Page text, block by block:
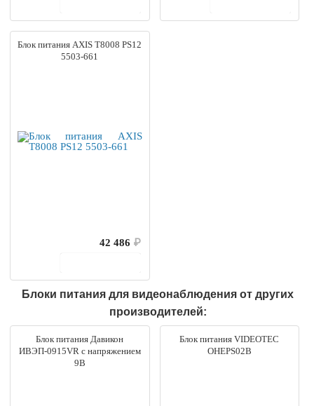
Блок питания AXIS T8008 PS12
5503-661
42 486 ₽
Блоки питания для видеонаблюдения от других
производителей:
Блок питания Давикон
ИВЭП-0915VR с напряжением
9В
Блок питания VIDEOTEC
OHEPS02B